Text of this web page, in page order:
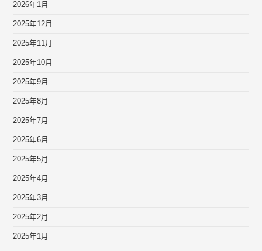
2026年1月
2025年12月
2025年11月
2025年10月
2025年9月
2025年8月
2025年7月
2025年6月
2025年5月
2025年4月
2025年3月
2025年2月
2025年1月